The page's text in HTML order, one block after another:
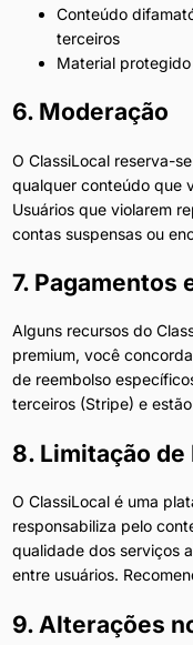
Conteúdo
terceiros
Material
6. Moderação
O ClassiLocal reserva-
qualquer conteúdo que
Usuários que violarem
contas suspensas ou
7. Pagamentos
Alguns recursos do
premium, você
de reembolso
terceiros (Stripe) e
8. Limitação
O ClassiLocal é uma
responsabiliza pelo
qualidade dos serviços
entre usuários.
9. Alterações